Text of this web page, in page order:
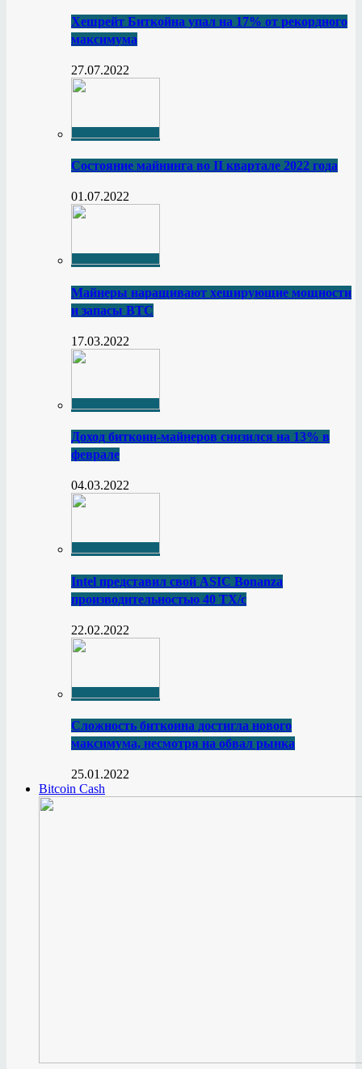
Хешрейт Биткойна упал на 17% от рекордного
максимума
27.07.2022
Состояние майнинга во II квартале 2022 года
01.07.2022
Майнеры наращивают хеширующие мощности
и запасы BTC
17.03.2022
Доход биткоин-майнеров снизился на 13% в
феврале
04.03.2022
Intel представил свой ASIC Bonanza
производительностью 40 ТХ/с
22.02.2022
Сложность биткоина достигла нового
максимума, несмотря на обвал рынка
25.01.2022
Bitcoin Cash